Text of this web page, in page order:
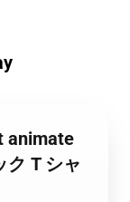
animate
T シャ